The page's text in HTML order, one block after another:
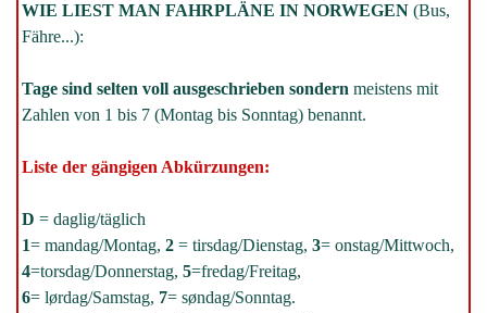
WIE LIEST MAN FAHRPLÄNE IN NORWEGEN (Bus,
Fähre...):
Tage sind selten voll ausgeschrieben sondern meistens mit
Zahlen von 1 bis 7 (Montag bis Sonntag) benannt.
Liste der gängigen Abkürzungen:
D = daglig/täglich
1= mandag/Montag, 2 = tirsdag/Dienstag, 3= onstag/Mittwoch,
4=torsdag/Donnerstag, 5=fredag/Freitag,
6= lørdag/Samstag, 7= søndag/Sonntag.